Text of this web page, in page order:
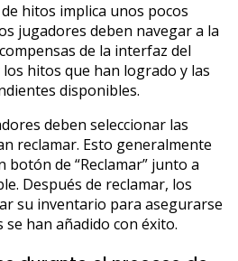
hitos implica unos pocos
jugadores deben navegar a la
de la interfaz del
hitos que han logrado y las
disponibles.
deben seleccionar las
reclamar. Esto generalmente
botón de “Reclamar” junto a
Después de reclamar, los
su inventario para asegurarse
se han añadido con éxito.